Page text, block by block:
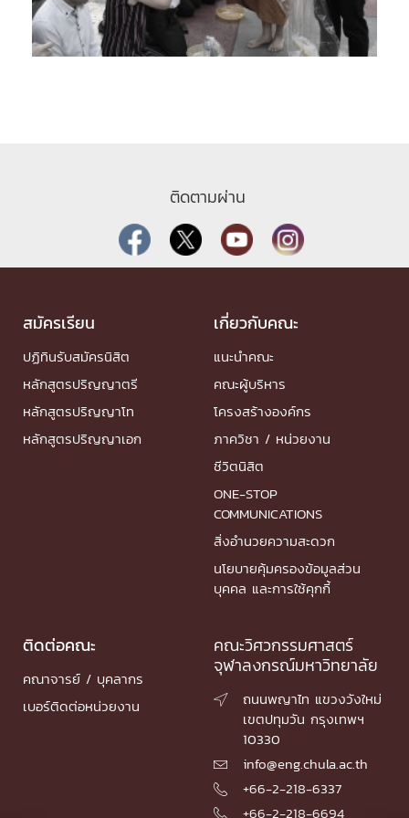
ติดตามผ่าน
สมัครเรียน
ปฏิทินรับสมัครนิสิต
หลักสูตรปริญญาตรี
หลักสูตรปริญญาโท
หลักสูตรปริญญาเอก
เกี่ยวกับคณะ
แนะนำคณะ
คณะผู้บริหาร
โครงสร้างองค์กร
ภาควิชา / หน่วยงาน
ชีวิตนิสิต
ONE-STOP
COMMUNICATIONS
สิ่งอำนวยความสะดวก
นโยบายคุ้มครองข้อมูลส่วน
บุคคล และการใช้คุกกี้
ติดต่อคณะ
คณาจารย์ / บุคลากร
เบอร์ติดต่อหน่วยงาน
คณะวิศวกรรมศาสตร์
จุฬาลงกรณ์มหาวิทยาลัย

ถนนพญาไท แขวงวังใหม่
เขตปทุมวัน กรุงเทพฯ
10330
 info@eng.chula.ac.th
 +66-2-218-6337
 +66-2-218-6694